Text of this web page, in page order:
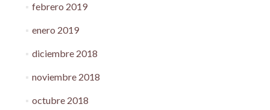
febrero 2019
enero 2019
diciembre 2018
noviembre 2018
octubre 2018